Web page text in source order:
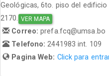
Geológicas, 6to. piso del
2170. VER MAPA
Correo:prefa.fcq@umsa.bo
Telefono:2441983 int. 109
Pagina Web: Click para